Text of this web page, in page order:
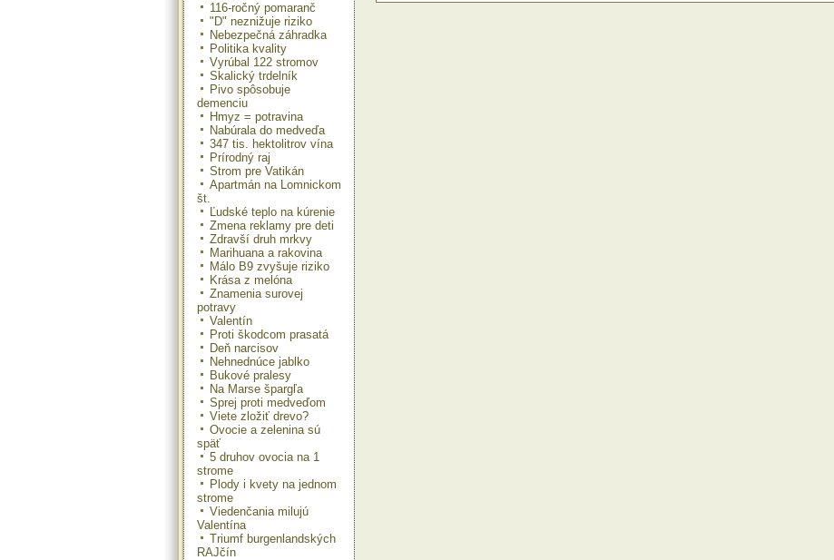
116-ročný pomaranč
"D" neznižuje riziko
Nebezpečná záhradka
Politika kvality
Vyrúbal 122 stromov
Skalický trdelník
Pivo spôsobuje
demenciu
Hmyz = potravina
Nabúrala do medveďa
347 tis. hektolitrov vína
Prírodný raj
Strom pre Vatikán
Apartmán na Lomnickom
št.
Ľudské teplo na kúrenie
Zmena reklamy pre deti
Zdravší druh mrkvy
Marihuana a rakovina
Málo B9 zvyšuje riziko
Krása z melóna
Znamenia surovej
potravy
Valentín
Proti škodcom prasatá
Deň narcisov
Nehnednúce jablko
Bukové pralesy
Na Marse špargľa
Sprej proti medveďom
Viete zložiť drevo?
Ovocie a zelenina sú
späť
5 druhov ovocia na 1
strome
Plody i kvety na jednom
strome
Viedenčania milujú
Valentína
Triumf burgenlandských
RAJčín